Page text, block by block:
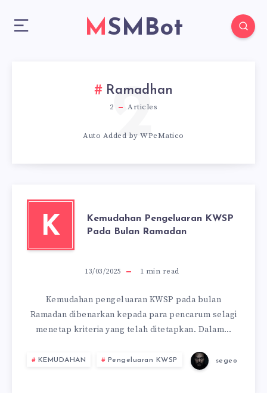
MSMBot
Ramadhan
2 Articles
2
Auto Added by WPeMatico
K
Kemudahan Pengeluaran KWSP
Pada Bulan Ramadan
13/03/2025 1 min read
Kemudahan pengeluaran KWSP pada bulan
Ramadan dibenarkan kepada para pencarum selagi
menetap kriteria yang telah ditetapkan. Dalam…
KEMUDAHAN Pengeluaran KWSP segeo